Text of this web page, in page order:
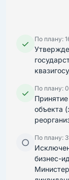
✓ По плану:
✓ По плану:
объекта
○ По плану:
бизнес-